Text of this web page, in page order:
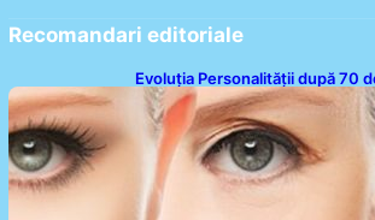
Recomandari editoriale
Evoluția Personalității după 70
Oferă Studiile Psihologice